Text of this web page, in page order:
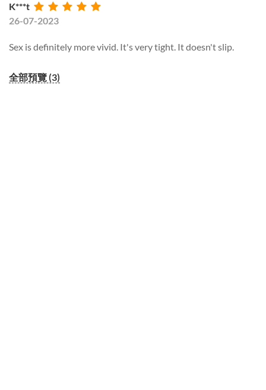
K***t
26-07-2023
Sex is definitely more vivid. It's very tight. It doesn't slip.
全部預覽 (3)